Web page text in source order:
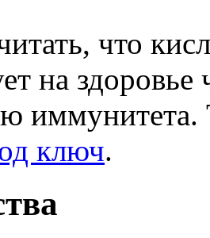
что
на здоровье
ключ.